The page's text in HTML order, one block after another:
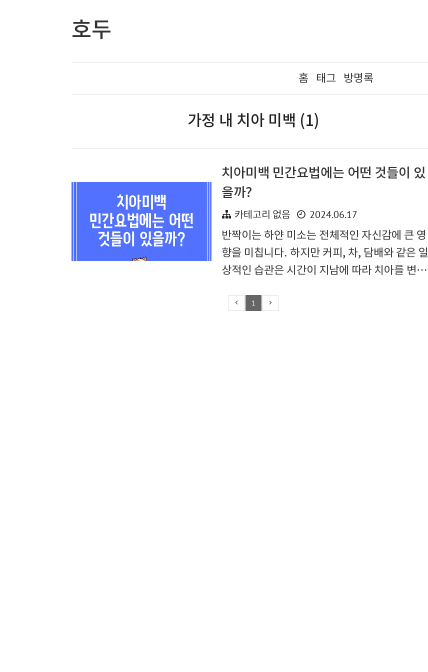
호두
홈 태그 방명록
가정 내 치아 미백 (1)
치아미백 민간요법에는 어떤 것들이 있
을까?
카테고리 없음
2024.06.17
반짝이는 하얀 미소는 전체적인 자신감에 큰 영
향을 미칩니다. 하지만 커피, 차, 담배와 같은 일
상적인 습관은 시간이 지남에 따라 치아를 변색
할 필요는 없습니다. 저렴하고 효과적인 치아미
1